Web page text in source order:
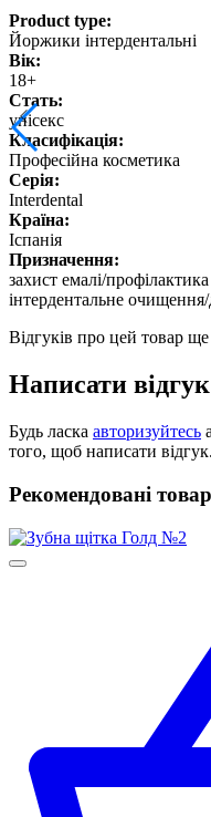
Product type:
Йоржики інтердентальні
Вік:
18+
Стать:
унісекс
Класифікація:
Професійна косметика
Серія:
Interdental
Країна:
Іспанія
Призначення:
захист емалі/
інтердентальне очищення/
Відгуків про цей товар
Написати відгук
Будь ласка авторизуйтесь
того, щоб написати відгук.
Рекомендовані